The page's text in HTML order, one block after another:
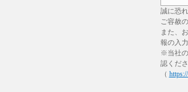
誠に恐
ご容赦
また、
報の入
※当社
認くださ
（